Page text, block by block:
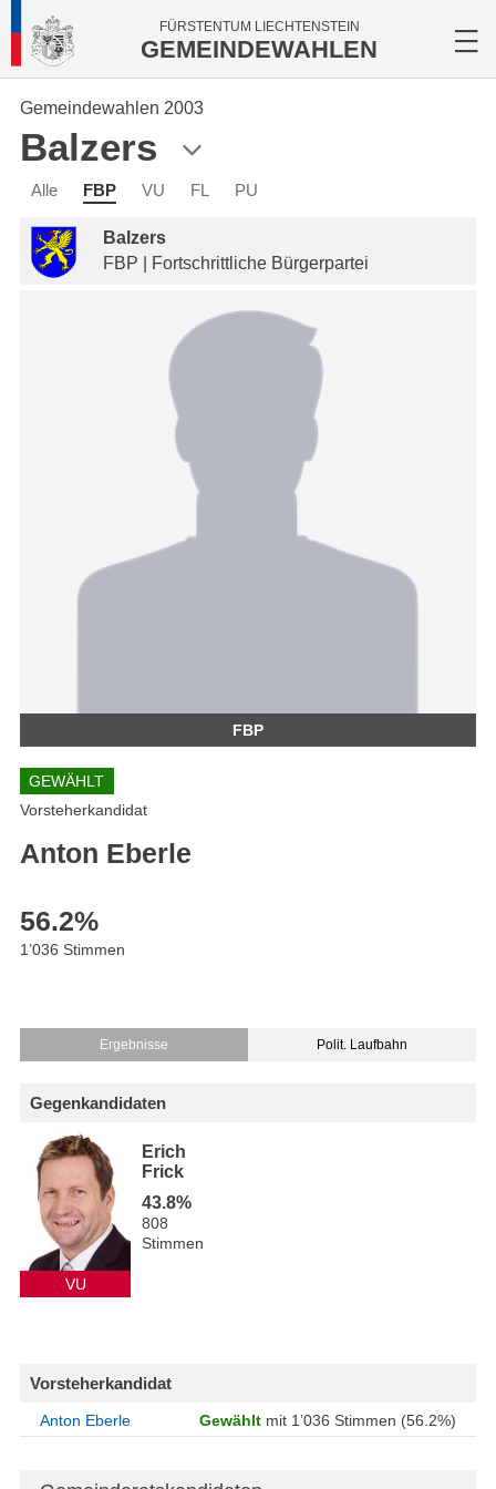
FÜRSTENTUM LIECHTENSTEIN
GEMEINDEWAHLEN
Gemeindewahlen 2003
Balzers
Alle FBP VU FL PU
Balzers
FBP | Fortschrittliche Bürgerpartei
FBP
GEWÄHLT
Vorsteherkandidat
Anton Eberle
56.2%
1’036 Stimmen
Ergebnisse Polit. Laufbahn
Gegenkandidaten
VU
Erich
Frick
43.8%
808
Stimmen
Vorsteherkandidat
Anton Eberle Gewählt mit 1’036 Stimmen (56.2%)